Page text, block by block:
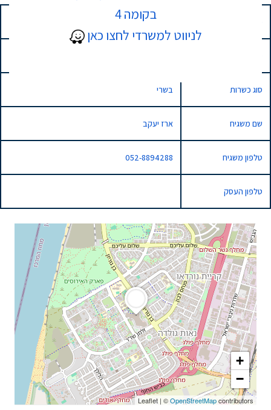
בקומה 4
לניווט למשרדי לחצו כאן
+
−
Leaflet | ©OpenStreetMapcontributors
2 בני ברמן, נתניה, Israel
סוג כשרות בשרי
שם משגיח ארז יעקב
טלפון משגיח 052-8894288
טלפון העסק